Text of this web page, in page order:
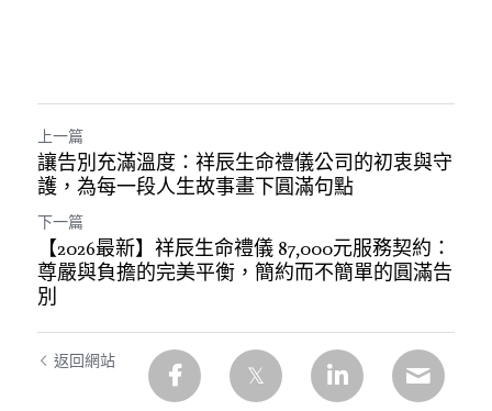
上一篇
讓告別充滿溫度：祥辰生命禮儀公司的初衷與守
護，為每一段人生故事畫下圓滿句點
下一篇
【2026最新】祥辰生命禮儀 87,000元服務契約：
尊嚴與負擔的完美平衡，簡約而不簡單的圓滿告
別
返回網站